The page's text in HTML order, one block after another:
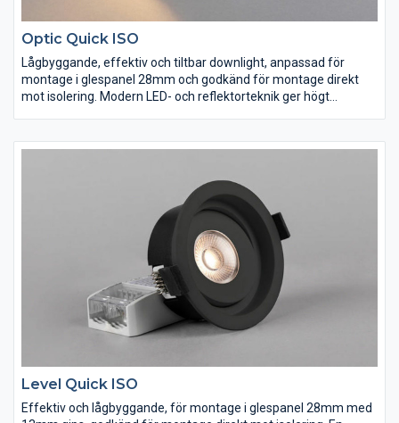
Optic Quick ISO
Lågbyggande, effektiv och tiltbar downlight, anpassad för
montage i glespanel 28mm och godkänd för montage direkt
mot isolering. Modern LED- och reflektorteknik ger högt
komplett med fasdimringsbart drivdon, 3-polig snabbplint för
16mm. Dimbar med de vanligaste dimrarna på marknaden.
Level Quick ISO
Effektiv och lågbyggande, för montage i glespanel 28mm med